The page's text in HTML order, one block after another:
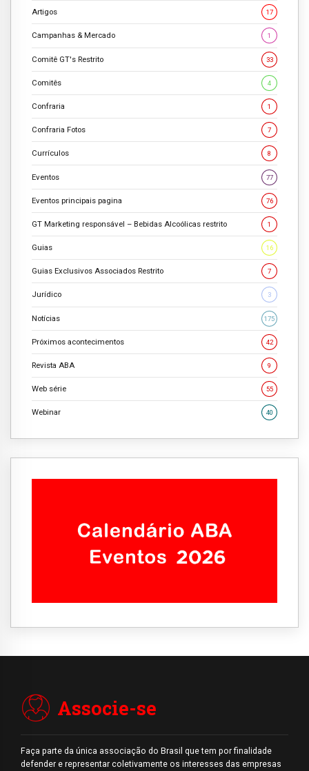
Artigos 17
Campanhas & Mercado 1
Comitê GT's Restrito 33
Comitês 4
Confraria 1
Confraria Fotos 7
Currículos 8
Eventos 77
Eventos principais pagina 76
GT Marketing responsável – Bebidas Alcoólicas restrito 1
Guias 16
Guias Exclusivos Associados Restrito 7
Jurídico 3
Notícias 175
Próximos acontecimentos 42
Revista ABA 9
Web série 55
Webinar 40
Associe-se
Faça parte da única associação do Brasil que tem por finalidade
defender e representar coletivamente os interesses das empresas